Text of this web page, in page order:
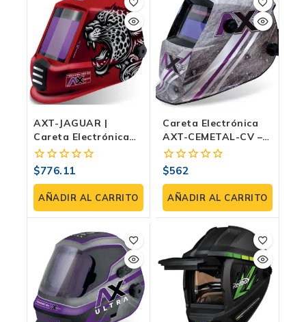
AXT-JAGUAR |
Careta Electrónica
Auto-Oscurecible
Con Visor Amplio,
Modo Esmeril Y
Ajuste De
0
fuera
de
5
$776.11
AÑADIR AL CARRITO
Careta Electrónica
AXT-CEMETAL-CV –
Sombra Variable,
Visión A Color,
Protección UV/IR
Para Soldadura TIG Y
0
fuera
de
5
$562
AÑADIR AL CARRITO